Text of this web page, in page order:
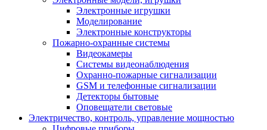
Электронные игрушки
Моделирование
Электронные конструкторы
Пожарно-охранные системы
Видеокамеры
Системы видеонаблюдения
Охранно-пожарные сигнализации
GSM и телефонные сигнализации
Детекторы бытовые
Оповещатели световые
Электричество, контроль, управление мощностью